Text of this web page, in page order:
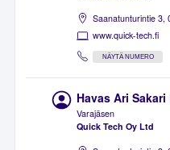
Saanatunturintie 3,
www.quick-tech.fi
NÄYTÄ NUMERO
Havas Ari
Varajäsen
Quick Tech Oy Ltd